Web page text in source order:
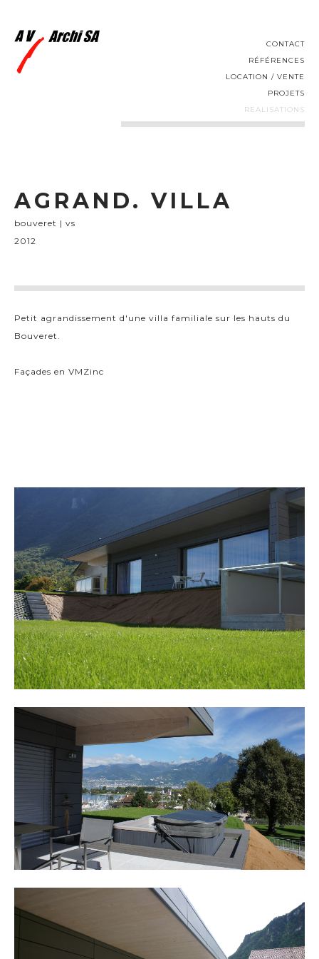
CONTACT
RÉFÉRENCES
LOCATION / VENTE
PROJETS
REALISATIONS
AGRAND. VILLA
bouveret | vs
2012
Petit agrandissement d'une villa familiale sur les hauts du
Bouveret.
Façades en VMZinc